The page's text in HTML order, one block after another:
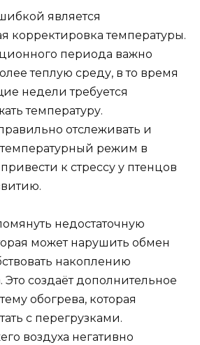
является
корректировка температуры.
периода важно
теплую среду, в то время
недели требуется
температуру.
отслеживать и
температурный режим в
к стрессу у птенцов
недостаточную
может нарушить обмен
накоплению
Это создаёт дополнительное
обогрева, которая
с перегрузками.
воздуха негативно